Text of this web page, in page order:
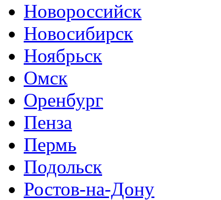
Новороссийск
Новосибирск
Ноябрьск
Омск
Оренбург
Пенза
Пермь
Подольск
Ростов-на-Дону